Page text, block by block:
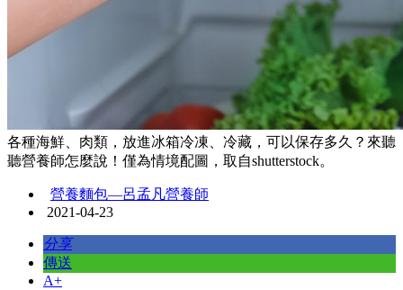
各種海鮮、肉類，放進冰箱冷凍、冷藏，可以保存多久？來聽
聽營養師怎麼說！僅為情境配圖，取自shutterstock。
營養麵包—呂孟凡營養師
2021-04-23
分享
傳送
A+